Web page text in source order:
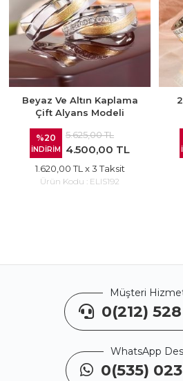
Beyaz Ve Altın Kaplama
Çift Alyans Modeli
%20
İNDİRİM
5.625,00 TL
4.500,00 TL
1.620,00 TL x 3 Taksit
Ürün Kodu : ELIS192
Müşteri
0(212)
WhatsApp
0(535)